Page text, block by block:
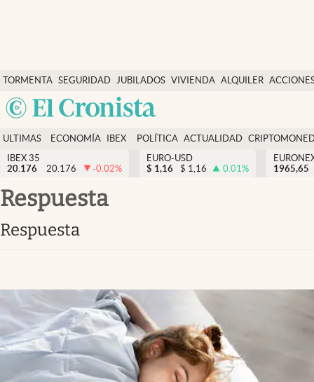
TORMENTA SEGURIDAD
SOCIAL
JUBILADOS VIVIENDA ALQUILER
USA
Economía y finanzas
Política
Actualidad
Criptomonedas
España
ULTIMAS
NOTICIAS
ECONOMÍA
FINANZAS
IBEX
EURO
POLÍTICA ACTUALIDAD
IBEX 35
20.176
20.176 -0.02%
EURO-USD
$ 1,16 $ 1,16 0.01%
1965,65
respuesta
respuesta